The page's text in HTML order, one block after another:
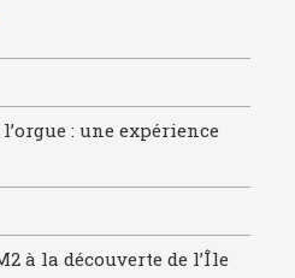
: une expérience
à la découverte de l’Île